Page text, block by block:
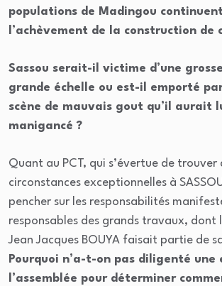
populations de Madingou
l’achèvement de la construction de
Sassou serait-il victime d’une
grande échelle ou est-il emporté
scène de mauvais gout qu’il aurait
manigancé ?
Quant au PCT, qui s’évertue de trouver
circonstances exceptionnelles à
pencher sur les responsabilités
responsables des grands travaux, dont
Jean Jacques BOUYA faisait partie de
Pourquoi n’a-t-on pas diligenté une
l’assemblée pour déterminer